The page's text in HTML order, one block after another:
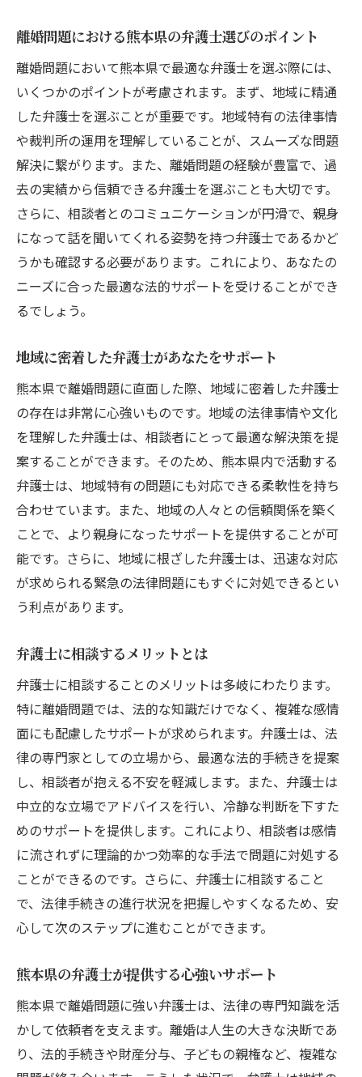
子どもの親権争いにおけるアドバイザー
慰謝料請求をサポート
離婚調停における弁護士の役割
弁護士による調停代理とそのメリット
地域に根ざした弁護士が熊本県での離婚をサポ
ート
地域密着型弁護士が提供する安心のサポー
ト
熊本の法律事情を熟知した弁護士の強み
地域に根ざした法律事務所の選び方
熊本での弁護士による迅速な対応
地元弁護士による親身な相談体制
熊本県の離婚問題で弁護士が果たす重要な役割
弁護士が果たす法的アドバイザーとしての
役割
熊本の離婚問題での弁護士のトラブル解決
力
弁護士による精神的サポートの重要性
離婚における弁護士の交渉術
地元弁護士が提供する安心の伴走サポート
法律専門家としての弁護士の信頼性
熊本県での離婚手続きにおける弁護士のガ
イド
法的手続きの流れと弁護士のサポート
弁護士が解説する離婚届の提出方法
調停や訴訟における弁護士の役割
法的手続きをスムーズに進めるためのポイ
ント
弁護士が解説する離婚手続きのよくある質
問
子どもの親権も安心熊本県の弁護士によるサポ
ート
子どもの福祉を考慮した弁護士の取り組み
親権争いで弁護士に相談する意義
弁護士が提供する親権に関する法律アドバ
イス
離婚問題における熊本県の弁護士選びのポイント
離婚問題において熊本県で最適な弁護士を選ぶ際には、
いくつかのポイントが考慮されます。まず、地域に精通
した弁護士を選ぶことが重要です。地域特有の法律事情
や裁判所の運用を理解していることが、スムーズな問題
解決に繋がります。また、離婚問題の経験が豊富で、過
去の実績から信頼できる弁護士を選ぶことも大切です。
さらに、相談者とのコミュニケーションが円滑で、親身
になって話を聞いてくれる姿勢を持つ弁護士であるかど
うかも確認する必要があります。これにより、あなたの
ニーズに合った最適な法的サポートを受けることができ
るでしょう。
地域に密着した弁護士があなたをサポート
熊本県で離婚問題に直面した際、地域に密着した弁護士
の存在は非常に心強いものです。地域の法律事情や文化
を理解した弁護士は、相談者にとって最適な解決策を提
案することができます。そのため、熊本県内で活動する
弁護士は、地域特有の問題にも対応できる柔軟性を持ち
合わせています。また、地域の人々との信頼関係を築く
ことで、より親身になったサポートを提供することが可
能です。さらに、地域に根ざした弁護士は、迅速な対応
が求められる緊急の法律問題にもすぐに対処できるとい
う利点があります。
弁護士に相談するメリットとは
弁護士に相談することのメリットは多岐にわたります。
特に離婚問題では、法的な知識だけでなく、複雑な感情
面にも配慮したサポートが求められます。弁護士は、法
律の専門家としての立場から、最適な法的手続きを提案
し、相談者が抱える不安を軽減します。また、弁護士は
中立的な立場でアドバイスを行い、冷静な判断を下すた
めのサポートを提供します。これにより、相談者は感情
に流されずに理論的かつ効率的な手法で問題に対処する
ことができるのです。さらに、弁護士に相談すること
で、法律手続きの進行状況を把握しやすくなるため、安
心して次のステップに進むことができます。
熊本県の弁護士が提供する心強いサポート
熊本県で離婚問題に強い弁護士は、法律の専門知識を活
かして依頼者を支えます。離婚は人生の大きな決断であ
り、法的手続きや財産分与、子どもの親権など、複雑な